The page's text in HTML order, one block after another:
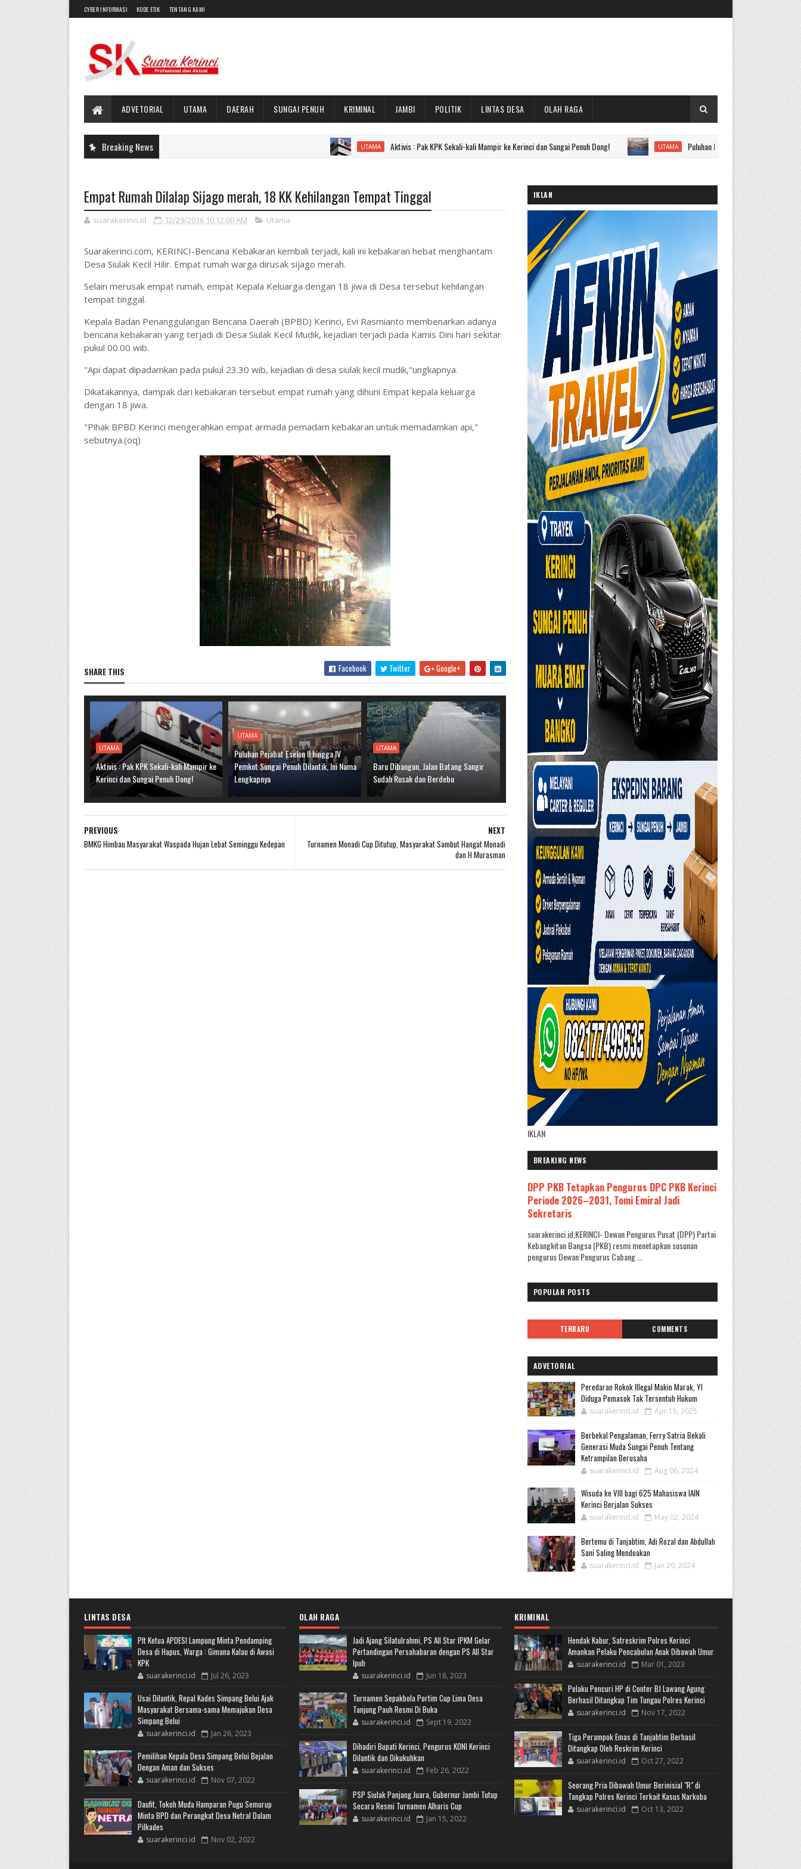
CYBER INFORMASI KODE ETIK TENTANG KAMI
ADVETORIAL UTAMA DAERAH SUNGAI PENUH KRIMINAL JAMBI POLITIK LINTAS DESA OLAH RAGA
Breaking News UTAMA Aktivis : Pak KPK Sekali-kali Mampir ke Kerinci dan Sungai Penuh Dong! UTAMA Puluhan Pejabat Eselon II hingga IV Pemkot
Empat Rumah Dilalap Sijago merah, 18 KK Kehilangan Tempat Tinggal
suarakerinci.id 12/29/2016 10:12:00 AM Utama
Suarakerinci.com, KERINCI-Bencana Kebakaran kembali terjadi, kali ini kebakaran hebat menghantam
Desa Siulak Kecil Hilir. Empat rumah warga dirusak sijago merah.
Selain merusak empat rumah, empat Kepala Keluarga dengan 18 jiwa di Desa tersebut kehilangan
tempat tinggal.
Kepala Badan Penanggulangan Bencana Daerah (BPBD) Kerinci, Evi Rasmianto membenarkan adanya
bencana kebakaran yang terjadi di Desa Siulak Kecil Mudik, kejadian terjadi pada Kamis Dini hari sekitar
pukul 00.00 wib.
"Api dapat dipadamkan pada pukul 23.30 wib, kejadian di desa siulak kecil mudik,"ungkapnya.
Dikatakannya, dampak dari kebakaran tersebut empat rumah yang dihuni Empat kepala keluarga
dengan 18 jiwa.
"Pihak BPBD Kerinci mengerahkan empat armada pemadam kebakaran untuk memadamkan api,"
sebutnya.(oq)
SHARE THIS Facebook Twitter Google+
UTAMA
Aktivis : Pak KPK Sekali-kali Mampir ke
Kerinci dan Sungai Penuh Dong!
UTAMA
Puluhan Pejabat Eselon II hingga IV
Pemkot Sungai Penuh Dilantik, Ini Nama
Lengkapnya
UTAMA
Baru Dibangun, Jalan Batang Sangir
Sudah Rusak dan Berdebu
NEXT
Turnamen Monadi Cup Ditutup, Masyarakat Sambut Hangat Monadi
dan H Murasman
PREVIOUS
BMKG Himbau Masyarakat Waspada Hujan Lebat Seminggu Kedepan
IKLAN
IKLAN
BREAKING NEWS
DPP PKB Tetapkan Pengurus DPC PKB Kerinci
Periode 2026–2031, Tomi Emiral Jadi
Sekretaris
suarakerinci.id,KERINCI- Dewan Pengurus Pusat (DPP) Partai
Kebangkitan Bangsa (PKB) resmi menetapkan susunan
pengurus Dewan Pengurus Cabang ...
POPULAR POSTS
TERBARU COMMENTS
ADVETORIAL
Peredaran Rokok Illegal Makin Marak, YI
Diduga Pemasok Tak Tersentuh Hukum
suarakerinci.id Apr 15, 2025
Berbekal Pengalaman, Ferry Satria Bekali
Generasi Muda Sungai Penuh Tentang
Ketrampilan Berusaha
suarakerinci.id Aug 06, 2024
Wisuda ke VIII bagi 625 Mahasiswa IAIN
Kerinci Berjalan Sukses
suarakerinci.id May 02, 2024
Bertemu di Tanjabtim, Adi Rozal dan Abdullah
Sani Saling Mendoakan
suarakerinci.id Jan 20, 2024
LINTAS DESA
Plt Ketua APDESI Lampung Minta Pendamping
Desa di Hapus, Warga : Gimana Kalau di Awasi
KPK
suarakerinci.id Jul 26, 2023
Usai Dilantik, Repal Kades Simpang Belui Ajak
Masyarakat Bersama-sama Memajukan Desa
Simpang Belui
suarakerinci.id Jan 26, 2023
Pemilihan Kepala Desa Simpang Belui Bejalan
Dengan Aman dan Sukses
suarakerinci.id Nov 07, 2022
Daufit, Tokoh Muda Hamparan Pugu Semurup
Minta BPD dan Perangkat Desa Netral Dalam
Pilkades
suarakerinci.id Nov 02, 2022
OLAH RAGA
Jadi Ajang Silatulrahmi, PS All Star IPKM Gelar
Pertandingan Persahabaran dengan PS All Star
Ipuh
suarakerinci.id Jun 18, 2023
Turnamen Sepakbola Portim Cup Lima Desa
Tanjung Pauh Resmi Di Buka
suarakerinci.id Sept 19, 2022
Dihadiri Bupati Kerinci, Pengurus KONI Kerinci
Dilantik dan Dikukuhkan
suarakerinci.id Feb 26, 2022
PSP Siulak Panjang Juara, Gubernur Jambi Tutup
Secara Resmi Turnamen Alharis Cup
suarakerinci.id Jan 15, 2022
KRIMINAL
Hendak Kabur, Satreskrim Polres Kerinci
Amankan Pelaku Pencabulan Anak Dibawah Umur
suarakerinci.id Mar 01, 2023
Pelaku Pencuri HP di Conter BJ Lawang Agung
Berhasil Ditangkap Tim Tungau Polres Kerinci
suarakerinci.id Nov 17, 2022
Tiga Perampok Emas di Tanjabtim Berhasil
Ditangkap Oleh Reskrim Kerinci
suarakerinci.id Oct 27, 2022
Seorang Pria Dibawah Umur Berinisial "R" di
Tangkap Polres Kerinci Terkait Kasus Narkoba
suarakerinci.id Oct 13, 2022